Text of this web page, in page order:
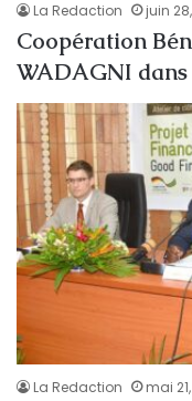
La Redaction juin
Coopération
WADAGNI
La Redaction mai